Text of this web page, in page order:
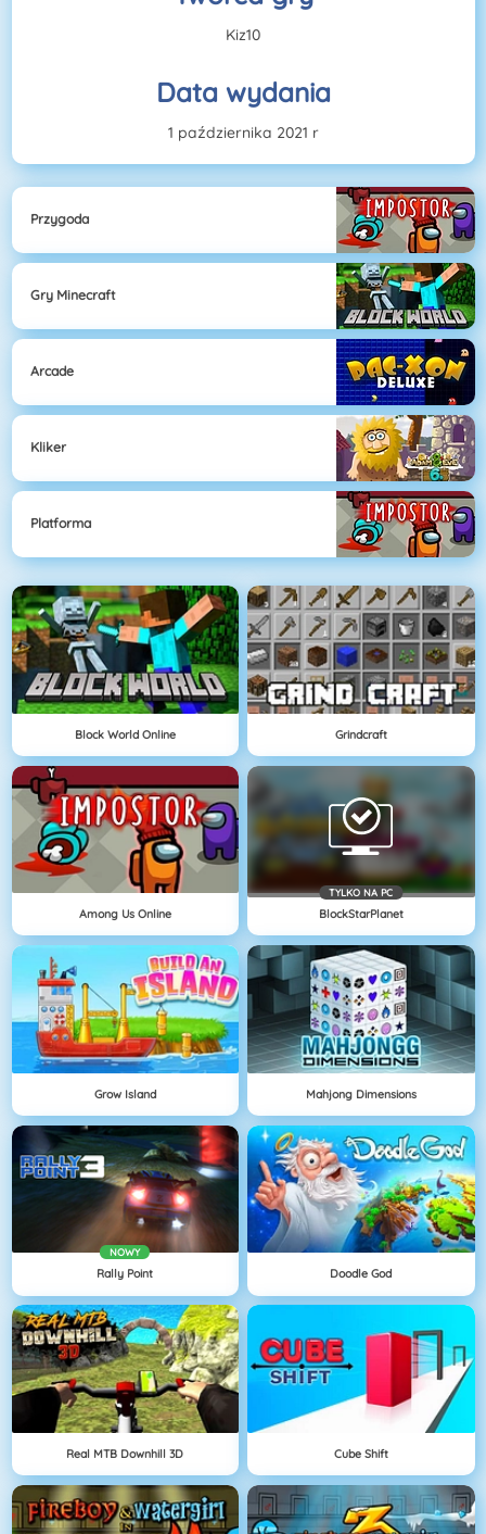
Kiz10
Data wydania
1 października 2021 r
Przygoda
Gry Minecraft
Arcade
Kliker
Platforma
Block World Online Grindcraft
Among Us Online
TYLKO NA PC
BlockStarPlanet
Grow Island Mahjong Dimensions
NOWY
Rally Point Doodle God
Real MTB Downhill 3D Cube Shift